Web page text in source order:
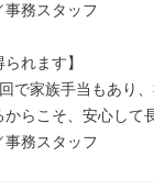
事務スタッフ
れます】
で家族手当もあり、
らこそ、安心して
事務スタッフ